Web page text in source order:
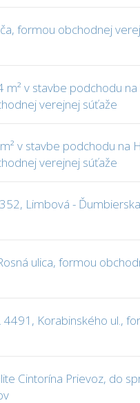
formou obchodnej
v stavbe podchodu
verejnej súťaže
v stavbe podchodu na
verejnej súťaže
Limbová -
ulica, formou
Korabinského ul.,
Cintorína Prievoz, do